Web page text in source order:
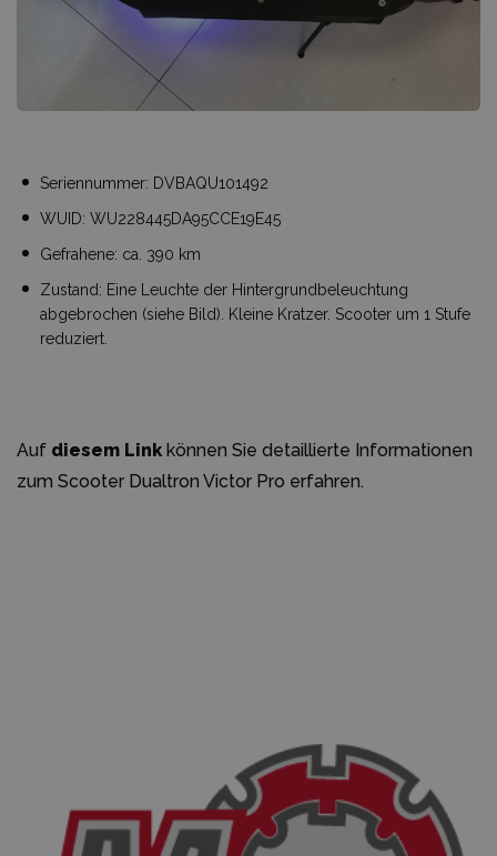
Seriennummer: DVBAQU101492
WUID: WU228445DA95CCE19E45
Gefrahene: ca. 390 km
Zustand: Eine Leuchte der Hintergrundbeleuchtung
abgebrochen (siehe Bild). Kleine Kratzer. Scooter um 1 Stufe
reduziert.
Auf diesem Link können Sie detaillierte Informationen
zum Scooter Dualtron Victor Pro erfahren.